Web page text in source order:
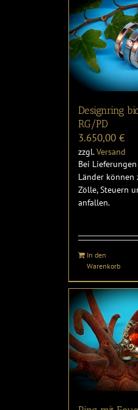
Designring
RG/PD
3.650,00 €
zzgl.Versand
Bei
Länder können
Zölle, Steuern
anfallen.
In den
Warenkorb